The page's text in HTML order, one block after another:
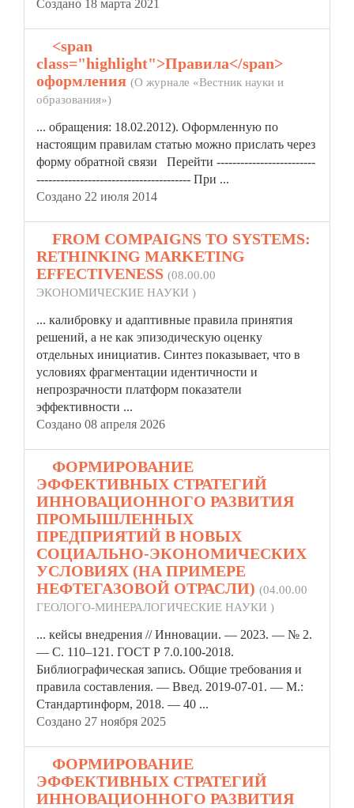
Создано 18 марта 2021
<span
class="highlight">Правила</span>
оформления (О журнале «Вестник науки и
образования»)
... обращения: 18.02.2012). Оформленную по
настоящим правилам статью можно прислать через
форму обратной связи Перейти -------------------------
--------------------------------------- При ...
Создано 22 июля 2014
FROM COMPAIGNS TO SYSTEMS:
RETHINKING MARKETING
EFFECTIVENESS (08.00.00
ЭКОНОМИЧЕСКИЕ НАУКИ )
... калибровку и адаптивные правила принятия
решений, а не как эпизодическую оценку
отдельных инициатив. Синтез показывает, что в
условиях фрагментации идентичности и
непрозрачности платформ показатели
эффективности ...
Создано 08 апреля 2026
ФОРМИРОВАНИЕ
ЭФФЕКТИВНЫХ СТРАТЕГИЙ
ИННОВАЦИОННОГО РАЗВИТИЯ
ПРОМЫШЛЕННЫХ
ПРЕДПРИЯТИЙ В НОВЫХ
СОЦИАЛЬНО-ЭКОНОМИЧЕСКИХ
УСЛОВИЯХ (НА ПРИМЕРЕ
НЕФТЕГАЗОВОЙ ОТРАСЛИ) (04.00.00
ГЕОЛОГО-МИНЕРАЛОГИЧЕСКИЕ НАУКИ )
... кейсы внедрения // Инновации. — 2023. — № 2.
— С. 110–121. ГОСТ Р 7.0.100-2018.
Библиографическая запись. Общие требования и
правила составления. — Введ. 2019-07-01. — М.:
Стандартинформ, 2018. — 40 ...
Создано 27 ноября 2025
ФОРМИРОВАНИЕ
ЭФФЕКТИВНЫХ СТРАТЕГИЙ
ИННОВАЦИОННОГО РАЗВИТИЯ